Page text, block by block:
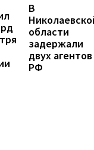
В
области
задержали
двух агентов
РФ